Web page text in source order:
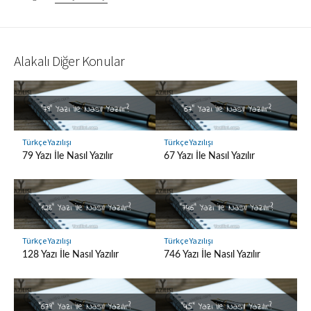
Alakalı Diğer Konular
Türkçe Yazılışı
79 Yazı İle Nasıl Yazılır
Türkçe Yazılışı
67 Yazı İle Nasıl Yazılır
Türkçe Yazılışı
128 Yazı İle Nasıl Yazılır
Türkçe Yazılışı
746 Yazı İle Nasıl Yazılır